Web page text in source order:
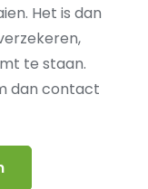
Het is dan
te staan.
dan contact